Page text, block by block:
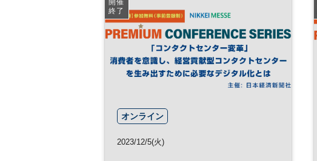
開催
終了
オンライン
2023/12/5(火)